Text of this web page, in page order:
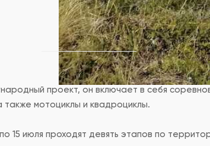
проект, он включает в себя
также мотоциклы и квадроциклы.
15 июля проходят девять этапов по